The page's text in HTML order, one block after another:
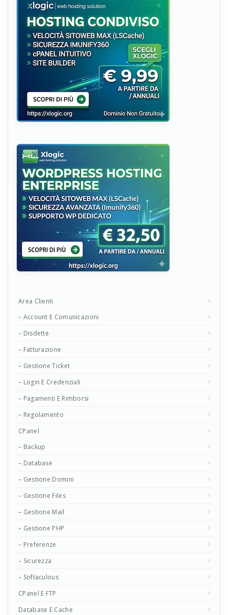
Area Clienti
– Account E Comunicazioni
– Disdette
– Fatturazione
– Gestione Ticket
– Login E Credenziali
– Pagamenti E Rimborsi
– Regolamento
CPanel
– Backup
– Database
– Gestione Domini
– Gestione Files
– Gestione Mail
– Gestione PHP
– Preferenze
– Sicurezza
– Softaculous
CPanel E FTP
Database E Cache